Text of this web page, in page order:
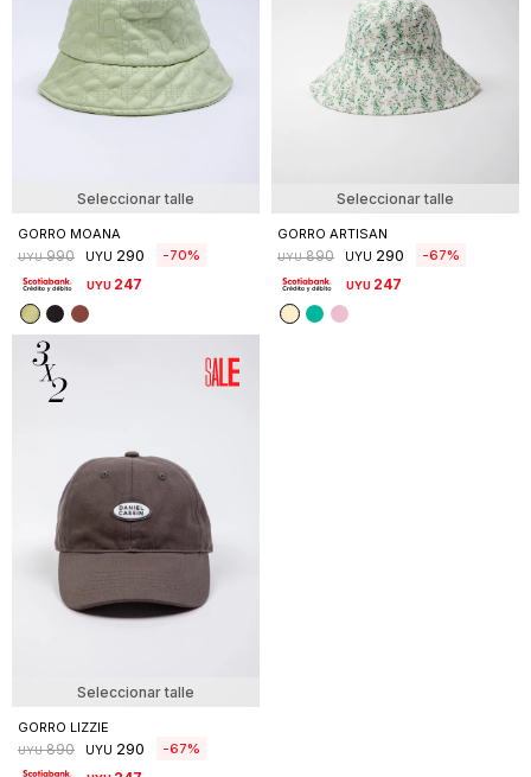
Seleccionar talle
GORRO MOANA
UYU 990 UYU 290 70
UYU 247
Seleccionar talle
GORRO ARTISAN
UYU 890 UYU 290 67
UYU 247
Seleccionar talle
GORRO LIZZIE
UYU 890 UYU 290 67